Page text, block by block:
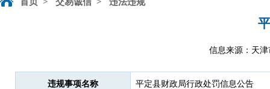
信息来源：天
违规事项名称 平定县财政局行政处罚信息公告